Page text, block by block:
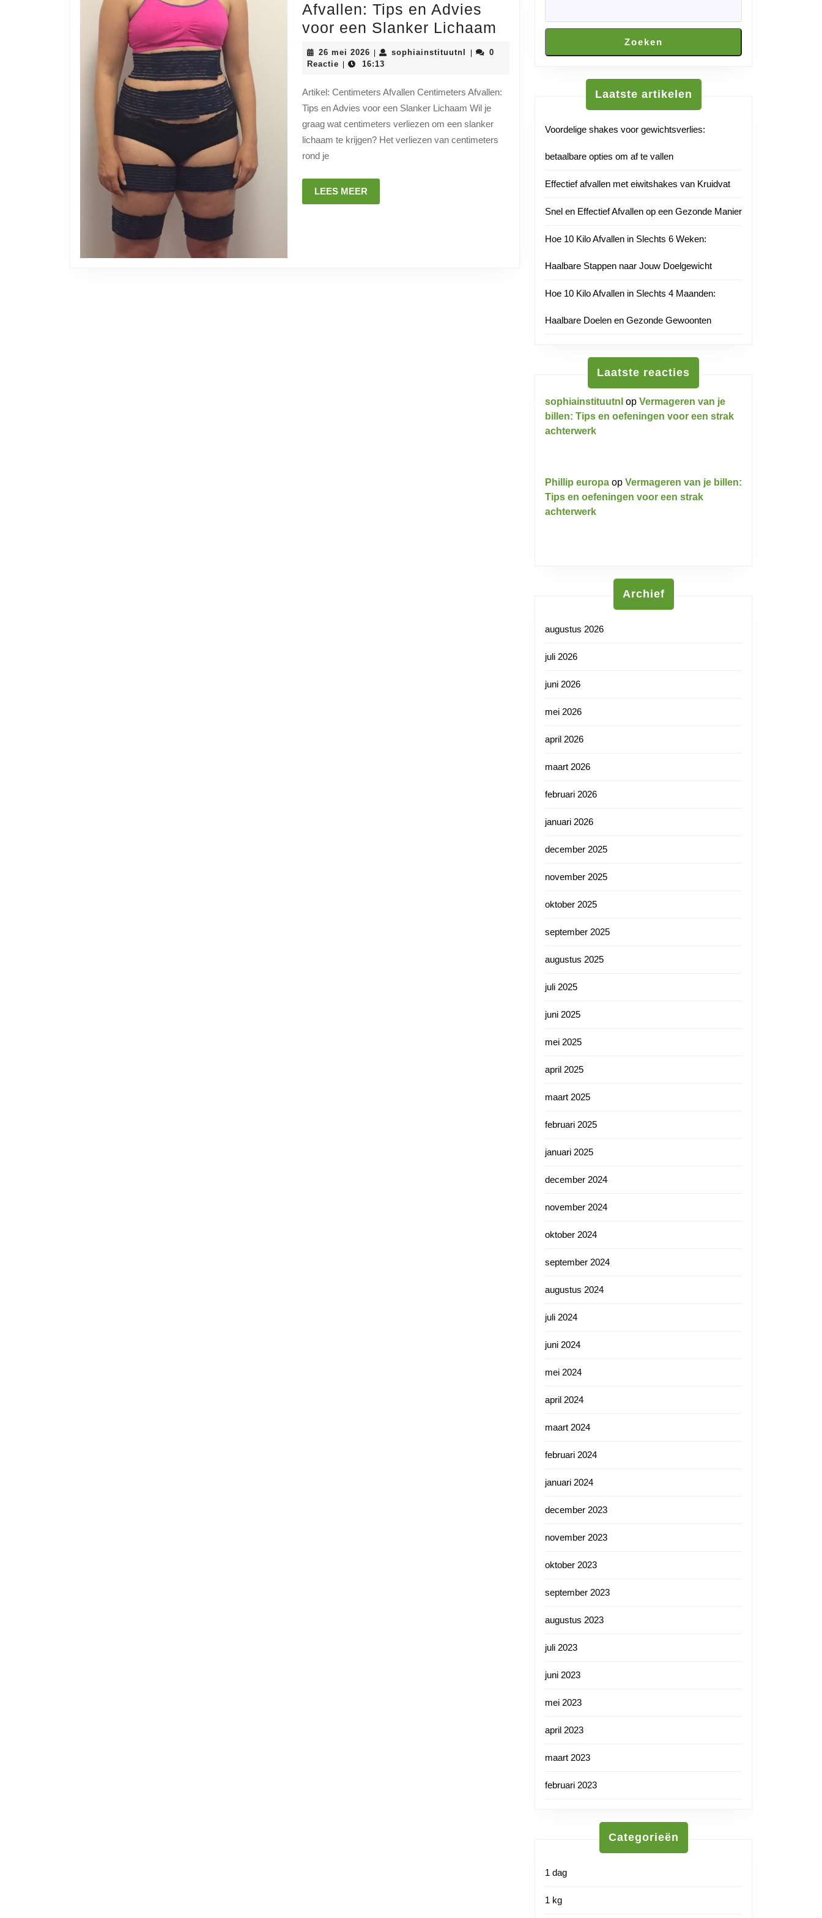
Afvallen: Tips en Advies
voor een Slanker Lichaam Effectief
en
voor
Lichaam
26 mei 2026 26
mei
sophiainstituutnl sophiainstituutnl
0
Reactie
16:13
Artikel: Centimeters Afvallen Centimeters Afvallen:
Tips en Advies voor een Slanker Lichaam Wil je
graag wat centimeters verliezen om een slanker
lichaam te krijgen? Het verliezen van centimeters
rond je
LEES MEER
MEER
Zoeken
Laatste artikelen
Voordelige shakes voor gewichtsverlies:
betaalbare opties om af te vallen
Effectief afvallen met eiwitshakes van Kruidvat
Snel en Effectief Afvallen op een Gezonde Manier
Hoe 10 Kilo Afvallen in Slechts 6 Weken:
Haalbare Stappen naar Jouw Doelgewicht
Hoe 10 Kilo Afvallen in Slechts 4 Maanden:
Haalbare Doelen en Gezonde Gewoonten
Laatste reacties
sophiainstituutnl op Vermageren van je
billen: Tips en oefeningen voor een strak
achterwerk
Phillip europa op Vermageren van je billen:
Tips en oefeningen voor een strak
achterwerk
Archief
augustus 2026
juli 2026
juni 2026
mei 2026
april 2026
maart 2026
februari 2026
januari 2026
december 2025
november 2025
oktober 2025
september 2025
augustus 2025
juli 2025
juni 2025
mei 2025
april 2025
maart 2025
februari 2025
januari 2025
december 2024
november 2024
oktober 2024
september 2024
augustus 2024
juli 2024
juni 2024
mei 2024
april 2024
maart 2024
februari 2024
januari 2024
december 2023
november 2023
oktober 2023
september 2023
augustus 2023
juli 2023
juni 2023
mei 2023
april 2023
maart 2023
februari 2023
Categorieën
1 dag
1 kg